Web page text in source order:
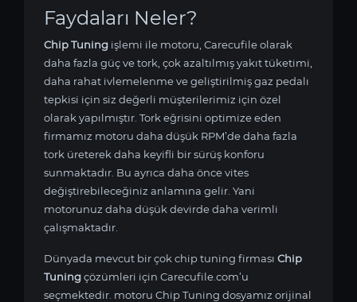
Faydaları Neler?
Chip Tuning işlemi ile motoru, Carecufile olarak
daha fazla güç ve tork, çok azaltılmış yakıt tüketimi,
daha rahat ivlemelenme ve geliştirilmiş gaz pedalı
tepkisi için siz değerli müşterilerimiz için özel
olarak yapılmıştır. Tork eğrisini optimize eden
firmamız motoru daha düşük RPM’de daha fazla
tork üreterek daha keyifli bir sürüş konforu
sunmaktadır. Bu ayrıca daha önce vites
değiştirebileceğiniz anlamına gelir. Yani
motorunuz daha düşük devirde daha verimli
çalışmaktadır.
Dünyada mevcut bir çok chip tuning firması Chip
Tuningçözümleri için Carecufile.com’u
seçmektedir. motoru Chip Tuning dosyamız orijinal